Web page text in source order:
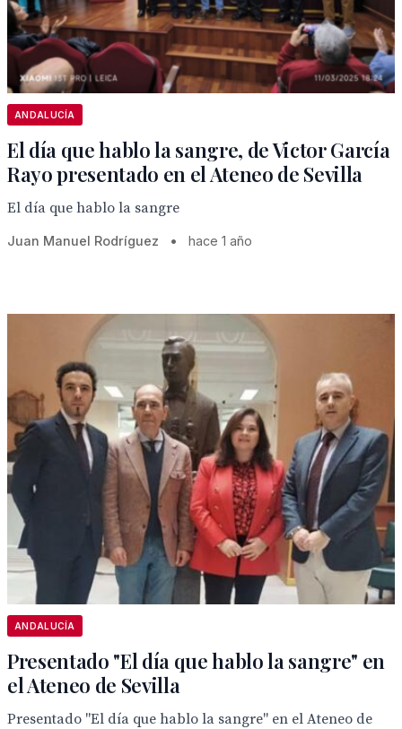
ANDALUCÍA
El día que hablo la sangre, de Victor García
Rayo presentado en el Ateneo de Sevilla
El día que hablo la sangre
Juan Manuel Rodríguez • hace 1 año
ANDALUCÍA
Presentado "El día que hablo la sangre" en
el Ateneo de Sevilla
Presentado "El día que hablo la sangre" en el Ateneo de